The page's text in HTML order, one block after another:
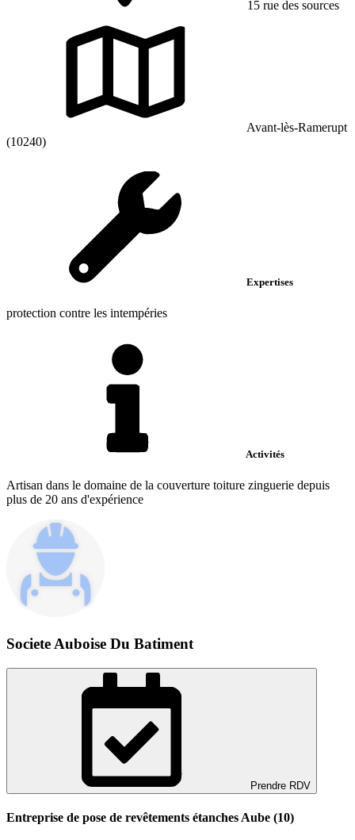
15 rue des sources
Avant-lès-Ramerupt
(10240)
Expertises
protection contre les intempéries
Activités
Artisan dans le domaine de la couverture toiture zinguerie depuis
plus de 20 ans d'expérience
Societe Auboise Du Batiment
Prendre RDV
Entreprise de pose de revêtements étanches Aube (10)